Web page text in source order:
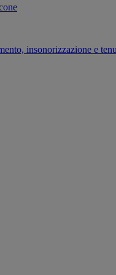
insonorizzazione e